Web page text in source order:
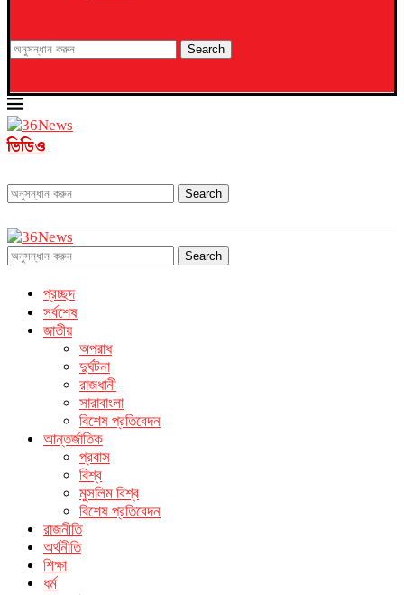
Search
ভিডিও
Search
Search
প্রচ্ছদ
সর্বশেষ
জাতীয়
অপরাধ
দুর্ঘটনা
রাজধানী
সারাবাংলা
বিশেষ প্রতিবেদন
আন্তর্জাতিক
প্রবাস
বিশ্ব
মুসলিম বিশ্ব
বিশেষ প্রতিবেদন
রাজনীতি
অর্থনীতি
শিক্ষা
ধর্ম